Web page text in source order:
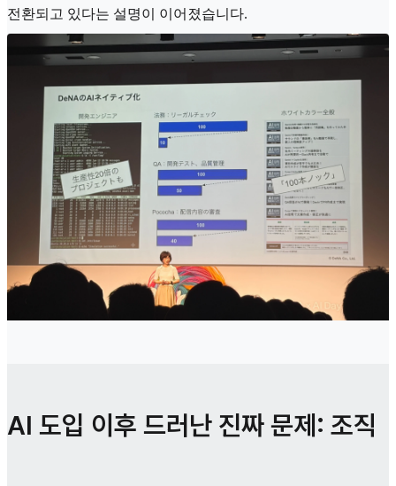
전환되고 있다는 설명이 이어졌습니다.
AI 도입 이후 드러난 진짜 문제: 조직